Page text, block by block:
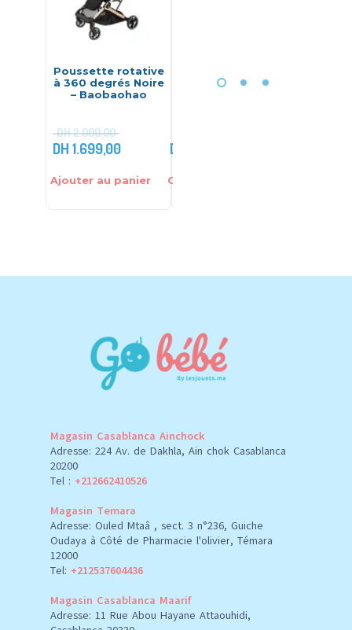
Poussette rotative
à 360 degrés Noire
– Baobaohao
DH2.000,00
DH 1.699,00
Ajouter au panier
bébé maman –
DH
Choix des options
Magasin Casablanca Ainchock
Adresse: 224 Av. de Dakhla, Ain chok Casablanca
20200
Tel : +212662410526
Magasin Temara
Adresse: Ouled Mtaâ , sect. 3 n°236, Guiche
Oudaya à Côté de Pharmacie l'olivier, Témara
12000
Tel: +212537604436
Magasin Casablanca Maarif
Adresse: 11 Rue Abou Hayane Attaouhidi,